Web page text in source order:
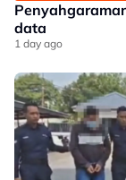
data
1 day ago